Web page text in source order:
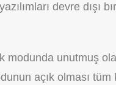
devre dışı
modunda unutmuş
açık olması tüm